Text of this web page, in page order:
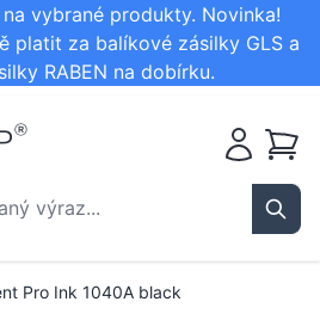
vybrané produkty. Novinka!
platit za balíkové zásilky GLS a
RABEN na dobírku.
výraz...
Košík
Pro Ink 1040A black